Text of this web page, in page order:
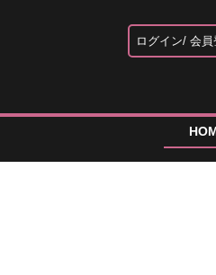
ログイン 会員